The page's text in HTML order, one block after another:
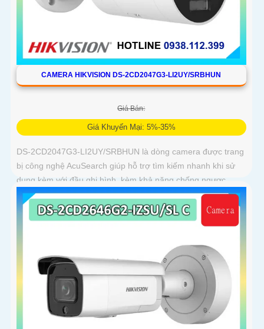
CAMERA HIKVISION DS-2CD2047G3-LI2UY/SRBHUN
Giá Bán:
Giá Khuyến Mại: 5%-35%
DS-2CD2047G3-LI2UY/SRBHUN là dòng camera được trang
bị công nghệ AcuSearch giúp hỗ trợ tìm kiếm nhanh khi sử
dụng kèm với đầu ghi hình, kèm khả năng chống ngược
sáng WDR 130dB, trang bị micro kép và loa hỗ trợ đàm thoại
2 chiều, ống kính 4